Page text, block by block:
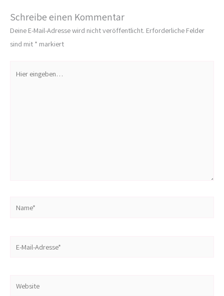
Schreibe einen Kommentar
Deine E-Mail-Adresse wird nicht veröffentlicht. Erforderliche Felder
sind mit * markiert
eingeben…
Website